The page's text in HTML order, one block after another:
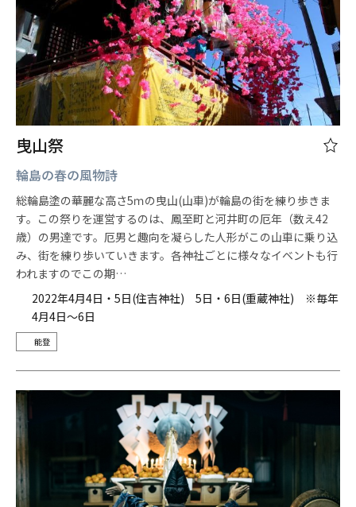
曳山祭
輪島の春の風物詩
総輪島塗の華麗な高さ5ｍの曳山(山車)が輪島の街を練り歩きま
す。この祭りを運営するのは、鳳至町と河井町の厄年（数え42
歳）の男達です。厄男と趣向を凝らした人形がこの山車に乗り込
み、街を練り歩いていきます。各神社ごとに様々なイベントも行
われますのでこの期…
2022年4月4日・5日(住吉神社) 5日・6日(重蔵神社) ※毎年
4月4日～6日
能登